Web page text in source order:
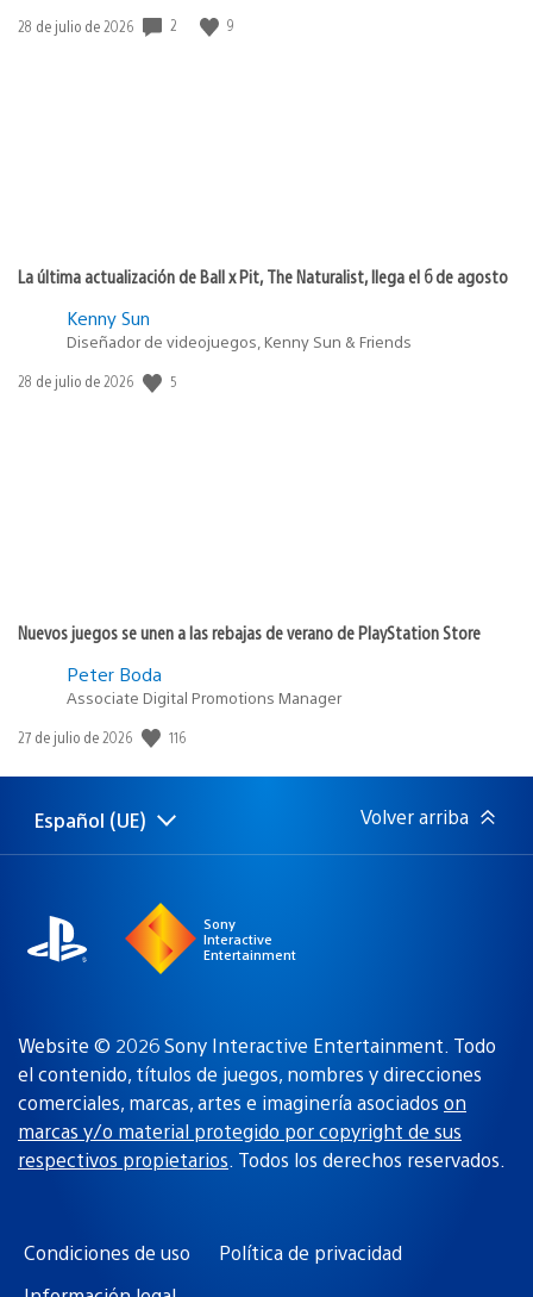
Fecha
28 de julio de 2026 2 9
La última actualización de Ball x Pit, The Naturalist, llega el 6 de agosto
Kenny Sun
Diseñador de videojuegos, Kenny Sun & Friends
Fecha
28 de julio de 2026 5
Nuevos juegos se unen a las rebajas de verano de PlayStation Store
Peter Boda
Associate Digital Promotions Manager
Fecha
publicación:
27 de julio de 2026 116
Selecciona
una
Región
actual:
Español (UE) Volver arriba
Sony
Interactive
Entertainment
Website © 2026 Sony Interactive Entertainment. Todo
el contenido, títulos de juegos, nombres y direcciones
comerciales, marcas, artes e imaginería asociados on
marcas y/o material protegido por copyright de sus
respectivos propietarios. Todos los derechos reservados.
Condiciones de uso
Política de privacidad